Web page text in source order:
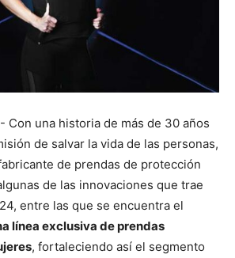
Con una historia de más de 30 años
de salvar la vida de las personas,
de prendas de protección
de las innovaciones que trae
entre las que se encuentra el
línea exclusiva de prendas
, fortaleciendo así el segmento